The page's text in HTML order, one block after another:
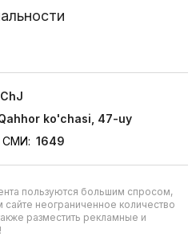
ko'chasi, 47-uy
СМИ: 1649
пользуются большим спросом,
неограниченное количество
разместить рекламные и